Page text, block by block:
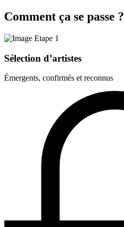
Comment ça se passe ?
Sélection d’artistes
Émergents, confirmés et reconnus